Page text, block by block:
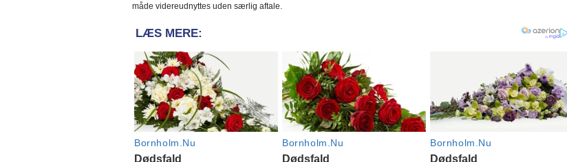
måde videreudnyttes uden særlig aftale.